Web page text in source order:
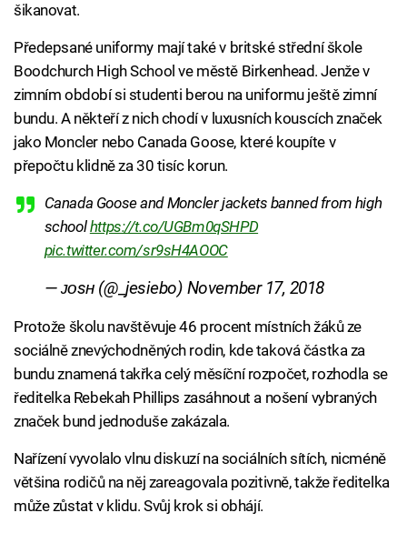
šikanovat.
Předepsané uniformy mají také v britské střední škole
Boodchurch High School ve městě Birkenhead. Jenže v
zimním období si studenti berou na uniformu ještě zimní
bundu. A někteří z nich chodí v luxusních kouscích značek
jako Moncler nebo Canada Goose, které koupíte v
přepočtu klidně za 30 tisíc korun.
Canada Goose and Moncler jackets banned from high
schoolhttps://t.co/UGBm0qSHPD
pic.twitter.com/sr9sH4AOOC
— ᴊᴏsʜ (@_jesiebo) November 17, 2018
Protože školu navštěvuje 46 procent místních žáků ze
sociálně znevýchodněných rodin, kde taková částka za
bundu znamená takřka celý měsíční rozpočet, rozhodla se
ředitelka Rebekah Phillips zasáhnout a nošení vybraných
značek bund jednoduše zakázala.
Nařízení vyvolalo vlnu diskuzí na sociálních sítích, nicméně
většina rodičů na něj zareagovala pozitivně, takže ředitelka
může zůstat v klidu. Svůj krok si obhájí.